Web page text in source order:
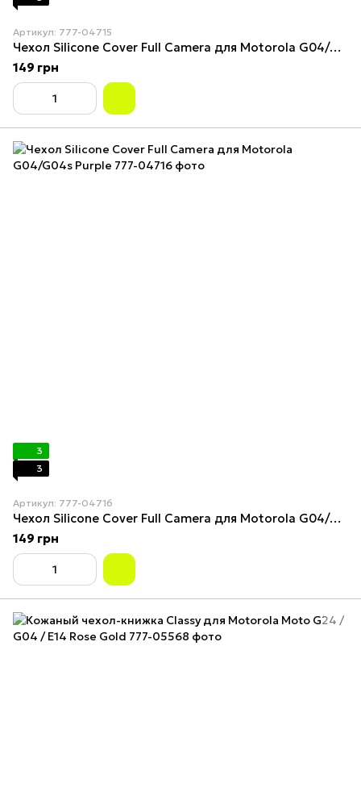
Артикул: 777-04715
Чехол Silicone Cover Full Camera для Motorola G04/G04s Black
149 грн
3
3
Артикул: 777-04716
Чехол Silicone Cover Full Camera для Motorola G04/G04s Purple
149 грн